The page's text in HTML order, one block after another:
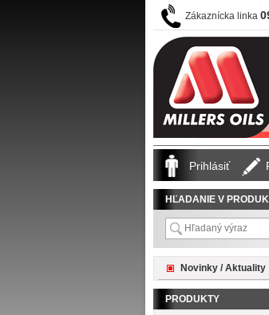
Zákaznícka linka
HĽADANIE V
Novinky / Aktuality
PRODUKTY
Prihlásiť